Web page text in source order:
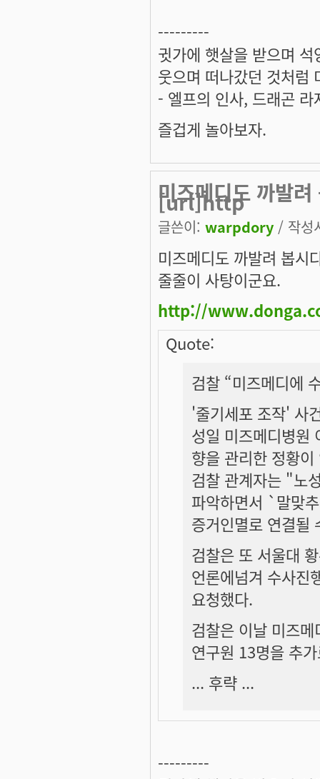
---------
귓가에 햇살을 받으며
웃으며 떠나갔던 것처럼
- 엘프의 인사, 드래곤 라
즐겁게 놀아보자.
미즈메디도 까발
[url]http
글쓴이: warpdory / 작성
미즈메디도 까발려 봅시
줄줄이 사탕이군요.
http://
Quote:
검찰 “미즈메디에
'줄기세포 조작' 사
성일 미즈메디병원
향을 관리한 정황
검찰 관계자는 "노
파악하면서 `말맞
증거인멸로 연결될
검찰은 또 서울대
언론에넘겨 수사진
요청했다.
검찰은 이날 미즈
연구원 13명을 추
... 후략 ...
---------